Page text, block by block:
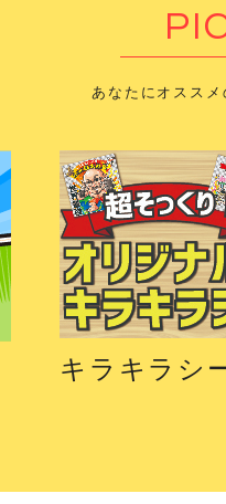
あなたにオススメ
キラキラシ